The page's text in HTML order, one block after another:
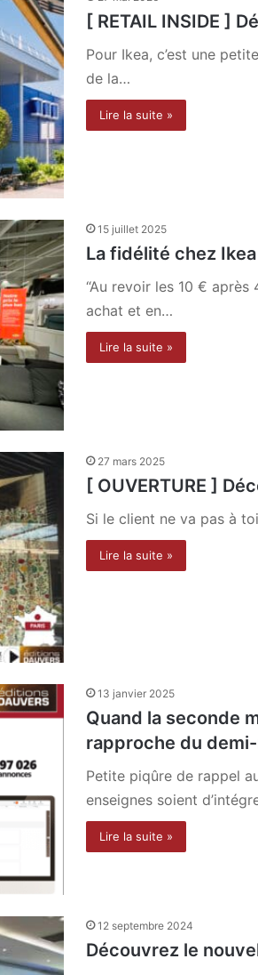
[ RETAIL INSIDE ]
Pour Ikea, c’est une
de la…
Lire la suite »
15 juillet 2025
La fidélité chez
“Au revoir les 10 €
achat et en…
Lire la suite »
27 mars 2025
[ OUVERTURE ]
Si le client ne va pas à
Lire la suite »
13 janvier 2025
Quand la seconde
rapproche du
Petite piqûre de rappel
enseignes soient
Lire la suite »
12 septembre 2024
Découvrez le